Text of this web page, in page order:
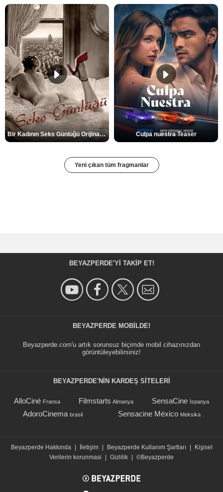
Bir Kadının Seks Günlüğü Orijinal Fragman Culpa nuestra Teaser
Yeni çıkan tüm fragmanlar
BEYAZPERDE'YI TAKIP ET!
BEYAZPERDE MOBILDE!
Beyazperde.com'u artık sorunsuz biçimde mobil cihazınızdan
görüntüleyebilirsiniz!
BEYAZPERDE'NIN KARDEŞ SİTELERİ
AlloCiné Fransa Filmstarts Almanya SensaCine İspanya
AdoroCinema brasil Sensacine México Meksika
Beyazperde Hakkında İletişim Beyazperde Kullanım Şartları
Kişisel
Verilerin korunmasi
Gizlilik ©Beyazperde